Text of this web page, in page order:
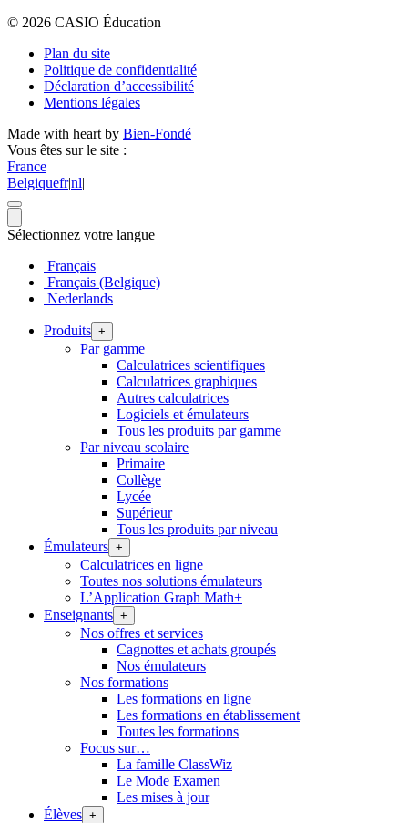
© 2026 CASIO Éducation
Plan du site
Politique de confidentialité
Déclaration d’accessibilité
Mentions légales
Made with heart by Bien-Fondé
Vous êtes sur le site :
France
Belgiquefr|nl|
Sélectionnez votre langue
Français
Français (Belgique)
Nederlands
Produits +
Par gamme
Calculatrices scientifiques
Calculatrices graphiques
Autres calculatrices
Logiciels et émulateurs
Tous les produits par gamme
Par niveau scolaire
Primaire
Collège
Lycée
Supérieur
Tous les produits par niveau
Émulateurs +
Calculatrices en ligne
Toutes nos solutions émulateurs
L’Application Graph Math+
Enseignants +
Nos offres et services
Cagnottes et achats groupés
Nos émulateurs
Nos formations
Les formations en ligne
Les formations en établissement
Toutes les formations
Focus sur…
La famille ClassWiz
Le Mode Examen
Les mises à jour
Élèves +